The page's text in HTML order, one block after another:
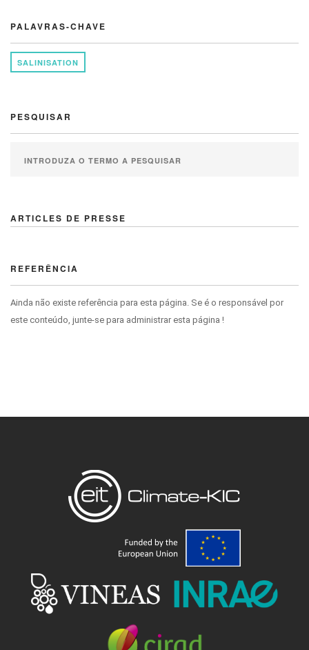
PALAVRAS-CHAVE
SALINISATION
PESQUISAR
ARTICLES DE PRESSE
REFERÊNCIA
Ainda não existe referência para esta página. Se é o responsável por
este conteúdo, junte-se para administrar esta página !